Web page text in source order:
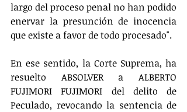
largo del proceso penal no han podido
enervar la presunción de inocencia
que existe a favor de todo procesado".
En ese sentido, la Corte Suprema, ha
resuelto ABSOLVER a ALBERTO
FUJIMORI FUJIMORI del delito de
Peculado, revocando la sentencia de